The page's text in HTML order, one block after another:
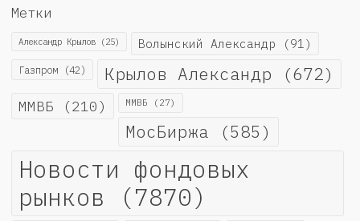
Метки
Александр Крылов (25) Волынский Александр (91)
Газпром (42) Крылов Александр (672)
ММВБ (210) ММВБ (27)
МосБиржа (585)
Новости фондовых
рынков (7870)